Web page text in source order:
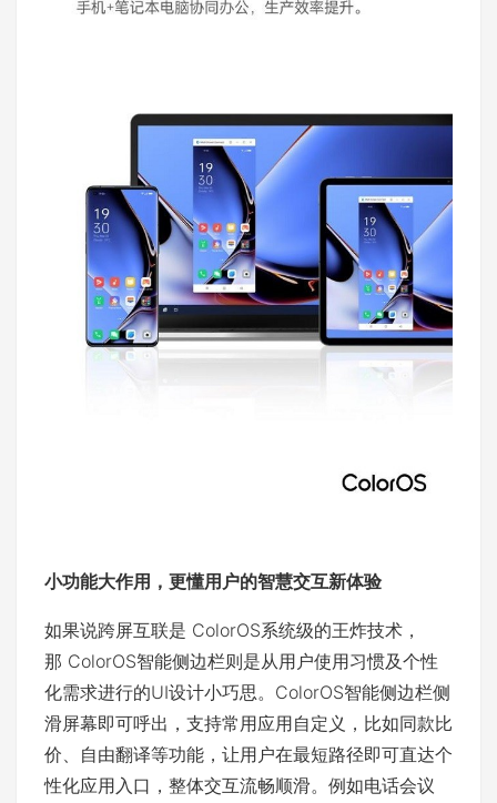
小功能大作用 ， 更懂用户的智慧交互新体验
如果说跨屏互联是 ColorOS系统级的王炸技术，
那 ColorOS智能侧边栏则是从用户使用习惯及个性
化需求进行的UI设计小巧思。ColorOS智能侧边栏侧
滑屏幕即可呼出，支持常用应用自定义，比如同款比
价、自由翻译等功能，让用户在最短路径即可直达个
性化应用入口，整体交互流畅顺滑。例如电话会议